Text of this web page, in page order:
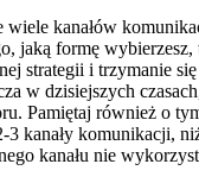
wiele kanałów
jaką formę wybierzesz,
strategii i trzymanie
w dzisiejszych
Pamiętaj również o
3 kanały komunikacji,
kanału nie